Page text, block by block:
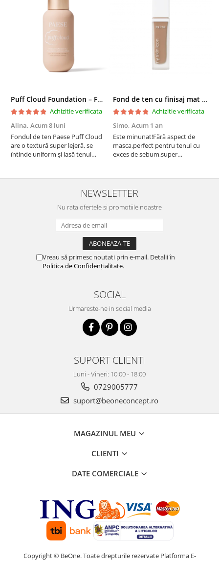
Puff Cloud Foundation – Fond de ten cu efect natural
Achizitie verificata
Alina, Acum 8 luni
Fondul de ten Paese Puff Cloud
are o textură super lejeră, se
întinde uniform și lasă tenul
rezistă bine toată ziua și nu
oxidează. Se simte ca o cremă
hidratantă pe piele. Un f...
Fond de ten cu finisaj mat si satinat, 3C ALMOND - 33 ml
Achizitie verificata
Simo, Acum 1 an
Este minunat!Fără aspect de
masca,perfect pentru tenul cu
exces de sebum,super
NEWSLETTER
Nu rata ofertele si promotiile noastre
Vreau să primesc noutati prin e-mail. Detalii în
Politica de Confidențialitate.
SOCIAL
Urmareste-ne in social media
SUPORT CLIENTI
Luni - Vineri: 10:00 - 18:00
0729005777
suport@beoneconcept.ro
MAGAZINUL MEU
CLIENTI
DATE COMERCIALE
Copyright © BeOne. Toate drepturile rezervate Platforma E-